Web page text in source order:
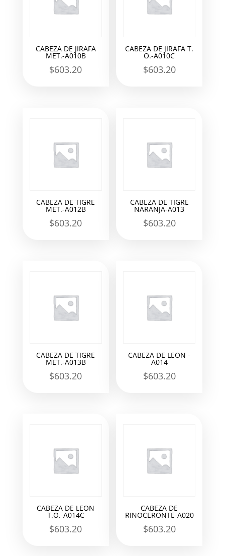
CABEZA DE JIRAFA
MET.-A010B
$603.20
CABEZA DE JIRAFA T.
O.-A010C
$603.20
CABEZA DE TIGRE
MET.-A012B
$603.20
CABEZA DE TIGRE
NARANJA-A013
$603.20
CABEZA DE TIGRE
MET.-A013B
$603.20
CABEZA DE LEON -
A014
$603.20
CABEZA DE LEON
T.O.-A014C
$603.20
CABEZA DE
RINOCERONTE-A020
$603.20